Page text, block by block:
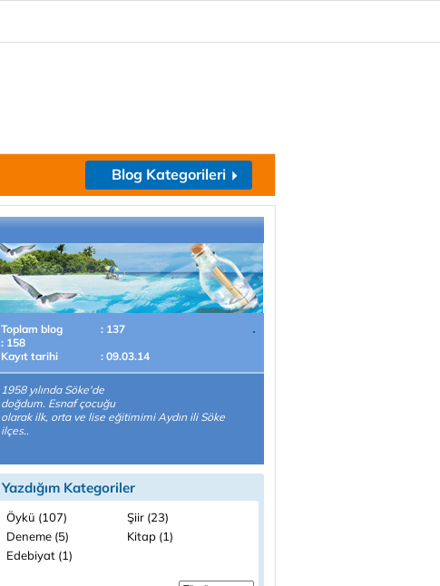
Blog Kategorileri
Toplam blog
: 137
: 158
Kayıt tarihi
: 09.03.14
1958 yılında Söke'de
doğdum. Esnaf çocuğu
olarak ilk, orta ve lise eğitimimi Aydın ili Söke
ilçes..
Yazdığım Kategoriler
Öykü (107)
Şiir (23)
Deneme (5)
Kitap (1)
Edebiyat (1)